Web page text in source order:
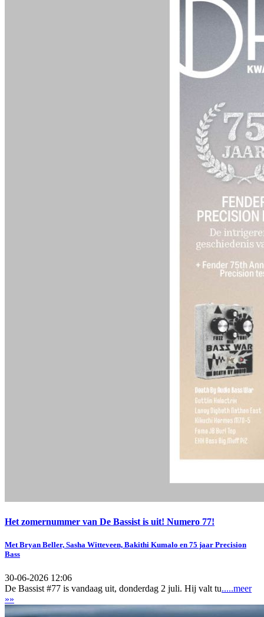
Het zomernummer van De Bassist is uit! Numero 77!
Met Bryan Beller, Sasha Witteveen, Bakithi Kumalo en 75 jaar Precision
Bass
30-06-2026 12:06
De Bassist #77 is vandaag uit, donderdag 2 juli. Hij valt tu.....meer
»»